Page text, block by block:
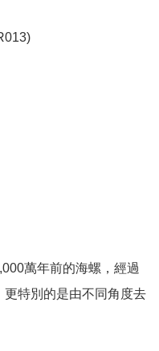
萬年前的海螺，經過
特別的是由不同角度去